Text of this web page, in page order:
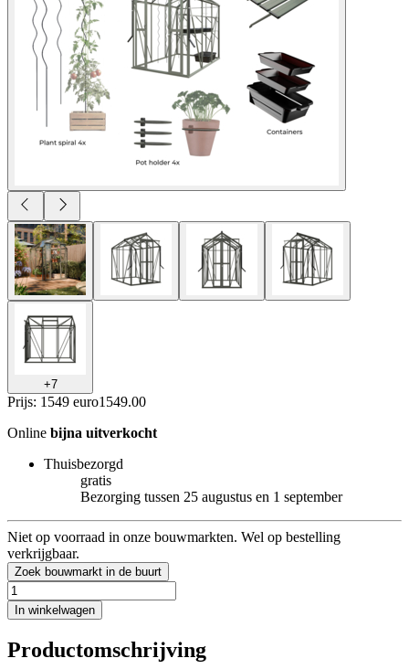
+7
Prijs: 1549 euro1549.00
Online bijna uitverkocht
Thuisbezorgd
gratis
Bezorging tussen 25 augustus en 1 september
Niet op voorraad in onze bouwmarkten. Wel op bestelling
verkrijgbaar.
Zoek bouwmarkt in de buurt
In winkelwagen
Productomschrijving